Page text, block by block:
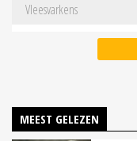
Vleesvarkens
MEEST GELEZEN